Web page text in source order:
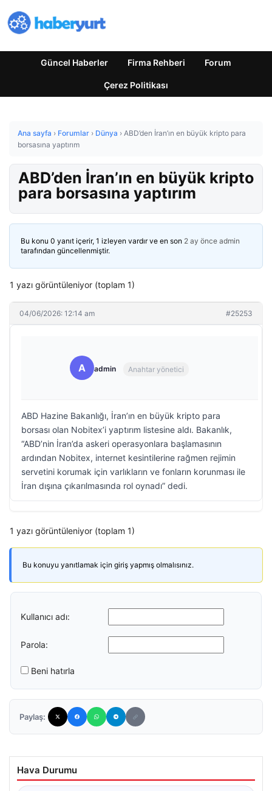
Güncel Haberler Firma Rehberi Forum
Çerez Politikası
Ana sayfa › Forumlar › Dünya › ABD’den İran’ın en büyük kripto para
borsasına yaptırım
ABD’den İran’ın en büyük kripto
para borsasına yaptırım
Bu konu 0 yanıt içerir, 1 izleyen vardır ve en son 2 ay önce admin
tarafından güncellenmiştir.
1 yazı görüntüleniyor (toplam 1)
04/06/2026: 12:14 am #25253
A admin Anahtar yönetici
ABD Hazine Bakanlığı, İran’ın en büyük kripto para
borsası olan Nobitex’i yaptırım listesine aldı. Bakanlık,
“ABD’nin İran’da askeri operasyonlara başlamasının
ardından Nobitex, internet kesintilerine rağmen rejimin
servetini korumak için varlıkların ve fonların korunması ile
İran dışına çıkarılmasında rol oynadı” dedi.
1 yazı görüntüleniyor (toplam 1)
Bu konuyu yanıtlamak için giriş yapmış olmalısınız.
Kullanıcı adı:
Parola:
Beni hatırla
Paylaş:
Hava Durumu